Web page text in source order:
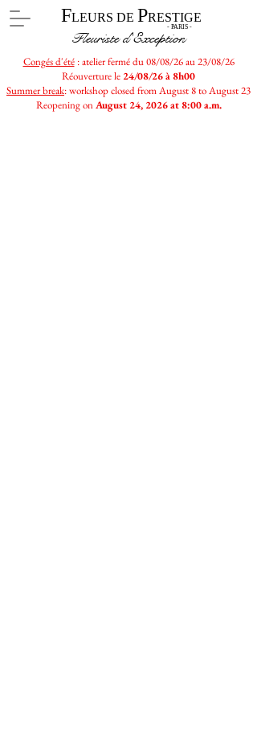
FLEURS DE PRESTIGE
- PARIS -
Fleuriste d'Exception
Congés d'été: atelier fermé du 08/08/26 au 23/08/26
Réouverture le 24/08/26 à 8h00
Summer break: workshop closed from August 8 to August 23
Reopening onAugust 24, 2026 at 8:00 a.m.